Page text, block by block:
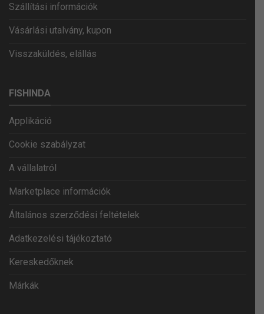
Szállítási információk
Vásárlási utalvány, kupon
Visszaküldés, elállás
FISHINDA
Applikáció
Cookie szabályzat
A vállalatról
Marketplace információk
Általános szerződési feltételek
Adatkezelési tájékoztató
Kereskedőknek
Márkák